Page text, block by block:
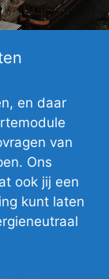
en daar
van
Ons
ook jij een
kunt laten